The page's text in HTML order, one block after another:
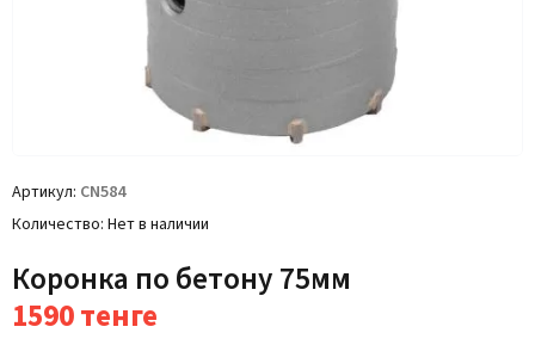
Артикул CN584
Количество Нет в наличии
Коронка по бетону 75мм
1590тенге